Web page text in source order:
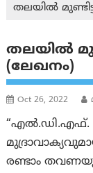
തലയിൽ
തലയിൽ
(ലേഖനം)
Oct 26, 2022
“എൽ.ഡി.എഫ്.
രണ്ടാം